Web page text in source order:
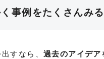
事例をたくさんみる
すなら、 過去のアイデア